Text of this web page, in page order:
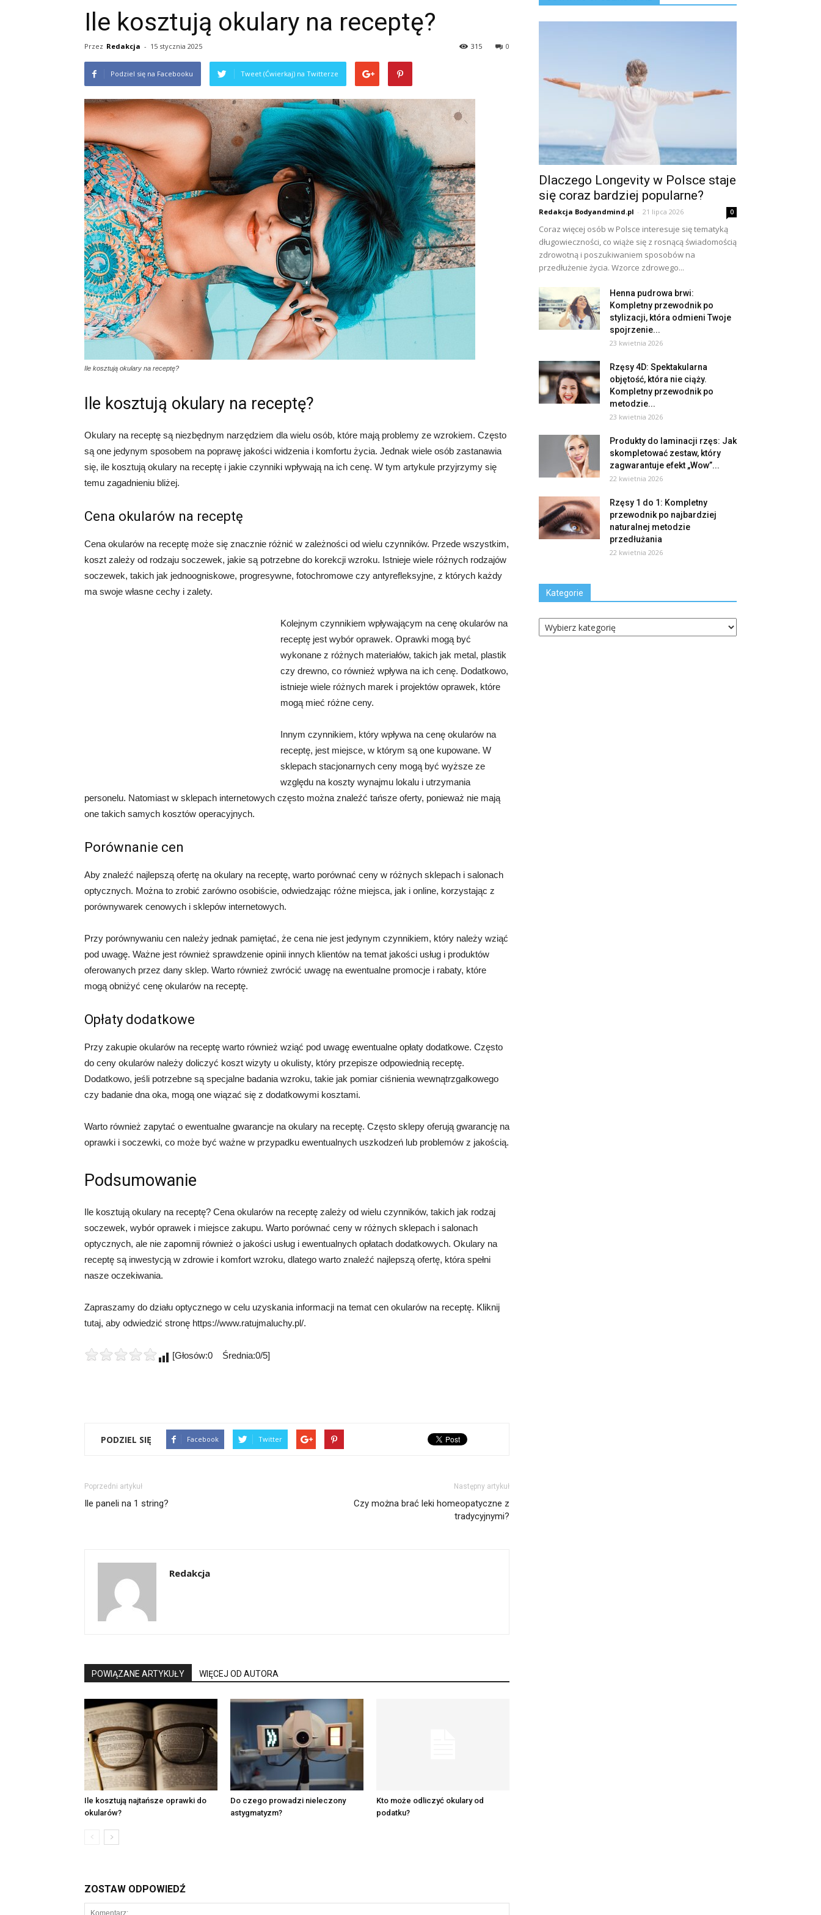
Ile kosztują okulary na receptę?
Przez Redakcja - 15 stycznia 2025 0
315
Podziel się na Facebooku Tweet (Ćwierkaj) na Twitterze
Ile kosztują okulary na receptę?
Ile kosztują okulary na receptę?
Okulary na receptę są niezbędnym narzędziem dla wielu osób, które mają problemy ze wzrokiem. Często
są one jedynym sposobem na poprawę jakości widzenia i komfortu życia. Jednak wiele osób zastanawia
się, ile kosztują okulary na receptę i jakie czynniki wpływają na ich cenę. W tym artykule przyjrzymy się
temu zagadnieniu bliżej.
Cena okularów na receptę
Cena okularów na receptę może się znacznie różnić w zależności od wielu czynników. Przede wszystkim,
koszt zależy od rodzaju soczewek, jakie są potrzebne do korekcji wzroku. Istnieje wiele różnych rodzajów
soczewek, takich jak jednoogniskowe, progresywne, fotochromowe czy antyrefleksyjne, z których każdy
ma swoje własne cechy i zalety.
Kolejnym czynnikiem wpływającym na cenę okularów na
receptę jest wybór oprawek. Oprawki mogą być
wykonane z różnych materiałów, takich jak metal, plastik
czy drewno, co również wpływa na ich cenę. Dodatkowo,
istnieje wiele różnych marek i projektów oprawek, które
mogą mieć różne ceny.
Innym czynnikiem, który wpływa na cenę okularów na
receptę, jest miejsce, w którym są one kupowane. W
sklepach stacjonarnych ceny mogą być wyższe ze
względu na koszty wynajmu lokalu i utrzymania
personelu. Natomiast w sklepach internetowych często można znaleźć tańsze oferty, ponieważ nie mają
one takich samych kosztów operacyjnych.
Porównanie cen
Aby znaleźć najlepszą ofertę na okulary na receptę, warto porównać ceny w różnych sklepach i salonach
optycznych. Można to zrobić zarówno osobiście, odwiedzając różne miejsca, jak i online, korzystając z
porównywarek cenowych i sklepów internetowych.
Przy porównywaniu cen należy jednak pamiętać, że cena nie jest jedynym czynnikiem, który należy wziąć
pod uwagę. Ważne jest również sprawdzenie opinii innych klientów na temat jakości usług i produktów
oferowanych przez dany sklep. Warto również zwrócić uwagę na ewentualne promocje i rabaty, które
mogą obniżyć cenę okularów na receptę.
Opłaty dodatkowe
Przy zakupie okularów na receptę warto również wziąć pod uwagę ewentualne opłaty dodatkowe. Często
do ceny okularów należy doliczyć koszt wizyty u okulisty, który przepisze odpowiednią receptę.
Dodatkowo, jeśli potrzebne są specjalne badania wzroku, takie jak pomiar ciśnienia wewnątrzgałkowego
czy badanie dna oka, mogą one wiązać się z dodatkowymi kosztami.
Warto również zapytać o ewentualne gwarancje na okulary na receptę. Często sklepy oferują gwarancję na
oprawki i soczewki, co może być ważne w przypadku ewentualnych uszkodzeń lub problemów z jakością.
Podsumowanie
Ile kosztują okulary na receptę? Cena okularów na receptę zależy od wielu czynników, takich jak rodzaj
soczewek, wybór oprawek i miejsce zakupu. Warto porównać ceny w różnych sklepach i salonach
optycznych, ale nie zapomnij również o jakości usług i ewentualnych opłatach dodatkowych. Okulary na
receptę są inwestycją w zdrowie i komfort wzroku, dlatego warto znaleźć najlepszą ofertę, która spełni
nasze oczekiwania.
Zapraszamy do działu optycznego w celu uzyskania informacji na temat cen okularów na receptę. Kliknij
tutaj, aby odwiedzić stronę https://www.ratujmaluchy.pl/.
[Głosów:0 Średnia:0/5]
PODZIEL SIĘ Facebook Twitter
Poprzedni artykuł
Ile paneli na 1 string?
Następny artykuł
Czy można brać leki homeopatyczne z
tradycyjnymi?
Redakcja
POWIĄZANE ARTYKUŁY WIĘCEJ OD AUTORA
Ile kosztują najtańsze oprawki do
okularów?
Do czego prowadzi nieleczony
astygmatyzm?
Kto może odliczyć okulary od
podatku?
ZOSTAW ODPOWIEDŹ
Dlaczego Longevity w Polsce staje
się coraz bardziej popularne?
Redakcja Bodyandmind.pl - 21 lipca 2026 0
Coraz więcej osób w Polsce interesuje się tematyką
długowieczności, co wiąże się z rosnącą świadomością
zdrowotną i poszukiwaniem sposobów na
przedłużenie życia. Wzorce zdrowego...
Henna pudrowa brwi:
Kompletny przewodnik po
stylizacji, która odmieni Twoje
spojrzenie...
23 kwietnia 2026
Rzęsy 4D: Spektakularna
objętość, która nie ciąży.
Kompletny przewodnik po
metodzie...
23 kwietnia 2026
Produkty do laminacji rzęs: Jak
skompletować zestaw, który
zagwarantuje efekt „Wow”...
22 kwietnia 2026
Rzęsy 1 do 1: Kompletny
przewodnik po najbardziej
naturalnej metodzie
przedłużania
22 kwietnia 2026
Kategorie
Kategorie